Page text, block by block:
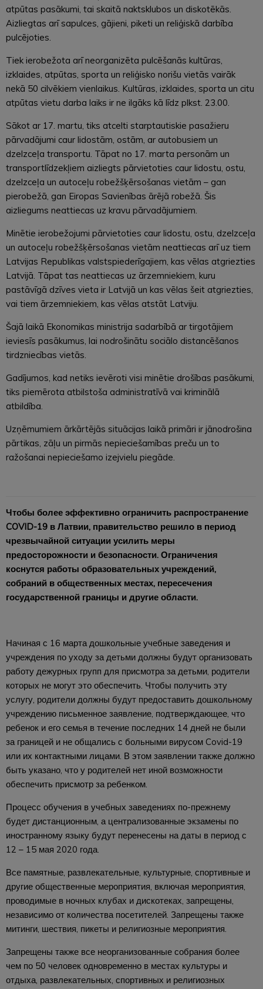
atpūtas pasākumi, tai skaitā naktsklubos un diskotēkās.
Aizliegtas arī sapulces, gājieni, piketi un reliģiskā darbība
pulcējoties.
Tiek ierobežota arī neorganizēta pulcēšanās kultūras,
izklaides, atpūtas, sporta un reliģisko norišu vietās vairāk
nekā 50 cilvēkiem vienlaikus. Kultūras, izklaides, sporta un citu
atpūtas vietu darba laiks ir ne ilgāks kā līdz plkst. 23.00.
Sākot ar 17. martu, tiks atcelti starptautiskie pasažieru
pārvadājumi caur lidostām, ostām, ar autobusiem un
dzelzceļa transportu. Tāpat no 17. marta personām un
transportlīdzekļiem aizliegts pārvietoties caur lidostu, ostu,
dzelzceļa un autoceļu robežšķērsošanas vietām – gan
pierobežā, gan Eiropas Savienības ārējā robežā. Šis
aizliegums neattiecas uz kravu pārvadājumiem.
Minētie ierobežojumi pārvietoties caur lidostu, ostu, dzelzceļa
un autoceļu robežšķērsošanas vietām neattiecas arī uz tiem
Latvijas Republikas valstspiederīgajiem, kas vēlas atgriezties
Latvijā. Tāpat tas neattiecas uz ārzemniekiem, kuru
pastāvīgā dzīves vieta ir Latvijā un kas vēlas šeit atgriezties,
vai tiem ārzemniekiem, kas vēlas atstāt Latviju.
Šajā laikā Ekonomikas ministrija sadarbībā ar tirgotājiem
ieviesīs pasākumus, lai nodrošinātu sociālo distancēšanos
tirdzniecības vietās.
Gadījumos, kad netiks ievēroti visi minētie drošības pasākumi,
tiks piemērota atbilstoša administratīvā vai kriminālā
atbildība.
Uzņēmumiem ārkārtējās situācijas laikā primāri ir jānodrošina
pārtikas, zāļu un pirmās nepieciešamības preču un to
ražošanai nepieciešamo izejvielu piegāde.
Чтобы более эффективно ограничить распространение
COVID-19 в Латвии, правительство решило в период
чрезвычайной ситуации усилить меры
предосторожности и безопасности. Ограничения
коснутся работы образовательных учреждений,
собраний в общественных местах, пересечения
государственной границы и другие области.
Начиная с 16 марта дошкольные учебные заведения и
учреждения по уходу за детьми должны будут организовать
работу дежурных групп для присмотра за детьми, родители
которых не могут это обеспечить. Чтобы получить эту
услугу, родители должны будут предоставить дошкольному
учреждению письменное заявление, подтверждающее, что
ребенок и его семья в течение последних 14 дней не были
за границей и не общались с больными вирусом Covid-19
или их контактными лицами. В этом заявлении также должно
быть указано, что у родителей нет иной возможности
обеспечить присмотр за ребенком.
Процесс обучения в учебных заведениях по-прежнему
будет дистанционным, а централизованные экзамены по
иностранному языку будут перенесены на даты в период с
12 – 15 мая 2020 года.
Все памятные, развлекательные, культурные, спортивные и
другие общественные мероприятия, включая мероприятия,
проводимые в ночных клубах и дискотеках, запрещены,
независимо от количества посетителей. Запрещены также
митинги, шествия, пикеты и религиозные мероприятия.
Запрещены также все неорганизованные собрания более
чем по 50 человек одновременно в местах культуры и
отдыха, развлекательных, спортивных и религиозных